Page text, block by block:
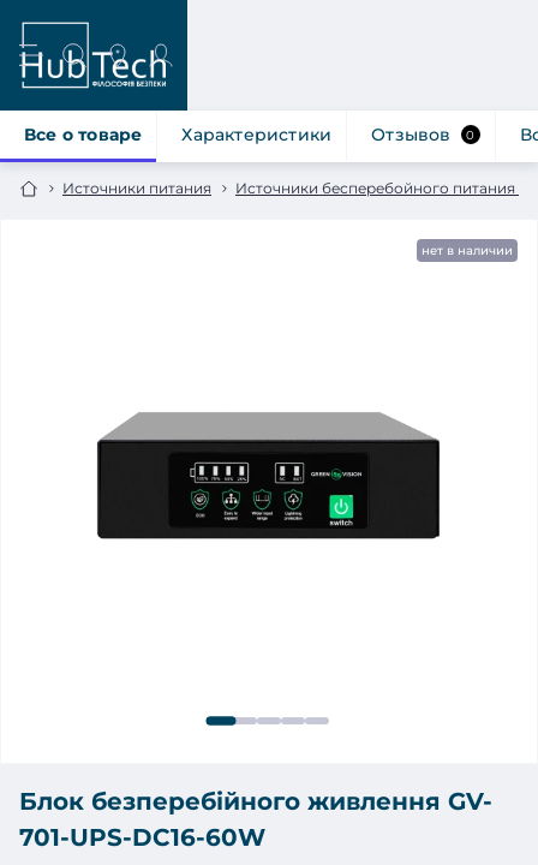
Источники питания Источники бесперебойного питания
Все о товаре Характеристики Отзывов 0
нет в наличии
Блок безперебійного живлення GV-
701-UPS-DC16-60W